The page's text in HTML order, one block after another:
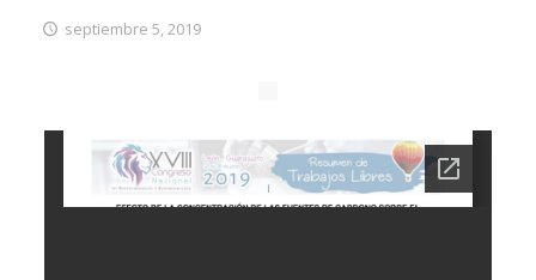
septiembre 5, 2019